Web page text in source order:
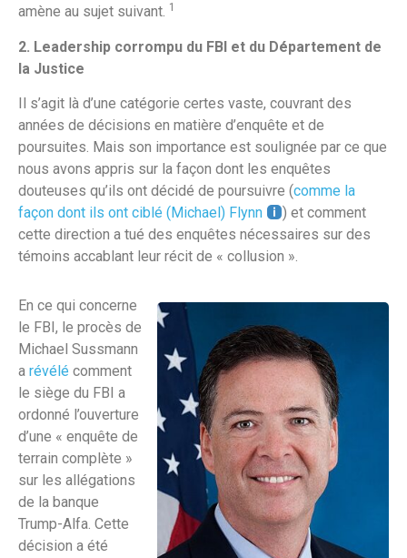
amène au sujet suivant. 1
2. Leadership corrompu du FBI et du Département de
la Justice
Il s’agit là d’une catégorie certes vaste, couvrant des
années de décisions en matière d’enquête et de
poursuites. Mais son importance est soulignée par ce que
nous avons appris sur la façon dont les enquêtes
douteuses qu’ils ont décidé de poursuivre (comme la
façon dont ils ont ciblé (Michael) Flynn
) et comment
cette direction a tué des enquêtes nécessaires sur des
témoins accablant leur récit de « collusion ».
En ce qui concerne
le FBI, le procès de
Michael Sussmann
a révélé comment
le siège du FBI a
ordonné l’ouverture
d’une « enquête de
terrain complète »
sur les allégations
de la banque
Trump-Alfa. Cette
décision a été